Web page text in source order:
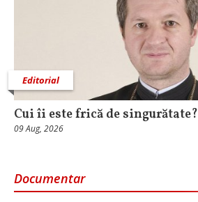
Editorial
Cui îi este frică de singurătate?
09 Aug, 2026
Documentar